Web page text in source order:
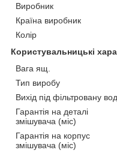
Виробник
Країна виробник
Колір
Користувальницькі
Вага ящ.
Тип виробу
Вихід під фільтровану
Гарантія на деталі
змішувача (міс)
Гарантія на корпус
змішувача (міс)